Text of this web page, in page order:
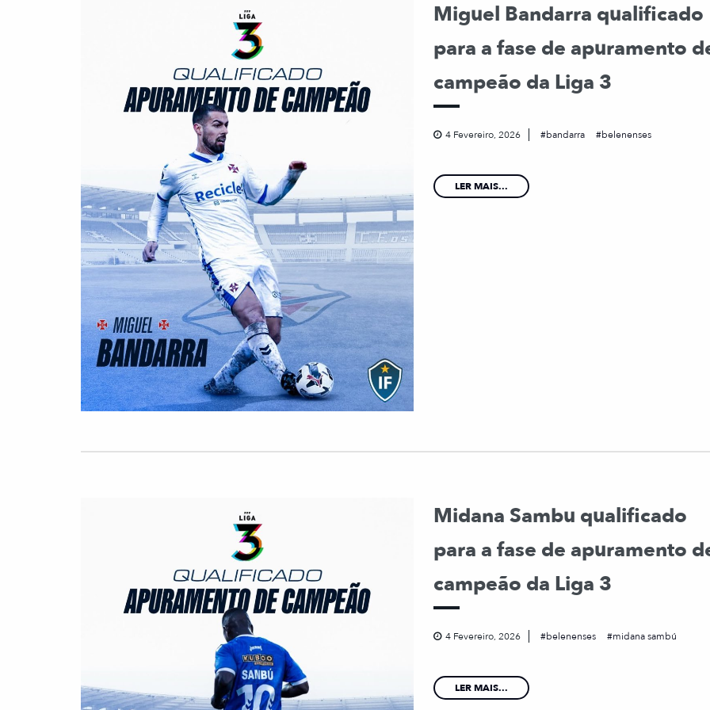
Miguel Bandarra qualificado
para a fase de apuramento
campeão da Liga 3
4 Fevereiro, 2026 bandarra belenenses
LER MAIS...
Midana Sambu qualificado
para a fase de apuramento
campeão da Liga 3
4 Fevereiro, 2026 belenenses midana sambú
LER MAIS...